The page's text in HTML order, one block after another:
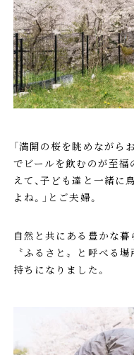
「満開の桜を眺めながら
でビールを飲むのが至福
えて、子ども達と一緒に
よね。」とご夫婦。
自然と共にある豊かな
〝ふるさと〟と呼べる
持ちになりました。